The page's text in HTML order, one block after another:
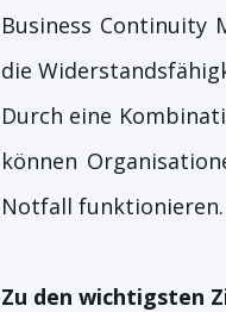
Business Continuity
die
Durch eine
können
Notfall funktionieren.
Zu den wichtigsten